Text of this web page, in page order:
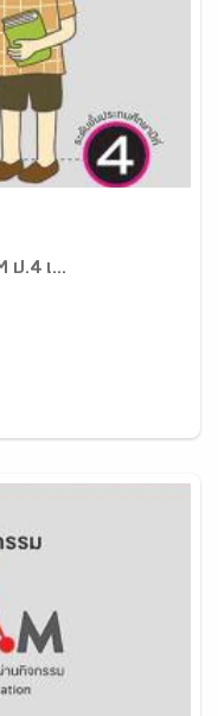
ป.4 เ...